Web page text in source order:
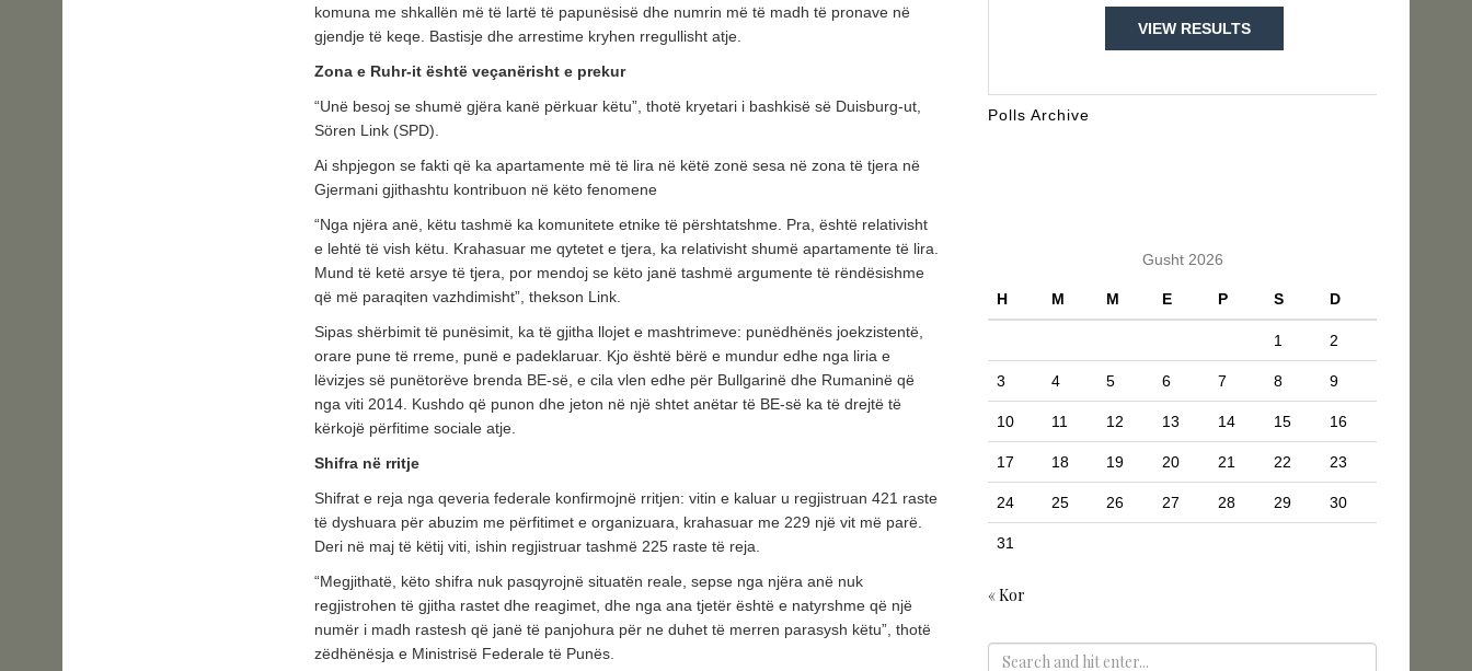
komuna me shkallën më të lartë të papunësisë dhe numrin më të madh të pronave në
gjendje të keqe. Bastisje dhe arrestime kryhen rregullisht atje.
Zona e Ruhr-it është veçanërisht e prekur
“Unë besoj se shumë gjëra kanë përkuar këtu”, thotë kryetari i bashkisë së Duisburg-ut,
Sören Link (SPD).
Ai shpjegon se fakti që ka apartamente më të lira në këtë zonë sesa në zona të tjera në
Gjermani gjithashtu kontribuon në këto fenomene
“Nga njëra anë, këtu tashmë ka komunitete etnike të përshtatshme. Pra, është relativisht
e lehtë të vish këtu. Krahasuar me qytetet e tjera, ka relativisht shumë apartamente të lira.
Mund të ketë arsye të tjera, por mendoj se këto janë tashmë argumente të rëndësishme
që më paraqiten vazhdimisht”, thekson Link.
Sipas shërbimit të punësimit, ka të gjitha llojet e mashtrimeve: punëdhënës joekzistentë,
orare pune të rreme, punë e padeklaruar. Kjo është bërë e mundur edhe nga liria e
lëvizjes së punëtorëve brenda BE-së, e cila vlen edhe për Bullgarinë dhe Rumaninë që
nga viti 2014. Kushdo që punon dhe jeton në një shtet anëtar të BE-së ka të drejtë të
kërkojë përfitime sociale atje.
Shifra në rritje
Shifrat e reja nga qeveria federale konfirmojnë rritjen: vitin e kaluar u regjistruan 421 raste
të dyshuara për abuzim me përfitimet e organizuara, krahasuar me 229 një vit më parë.
Deri në maj të këtij viti, ishin regjistruar tashmë 225 raste të reja.
“Megjithatë, këto shifra nuk pasqyrojnë situatën reale, sepse nga njëra anë nuk
regjistrohen të gjitha rastet dhe reagimet, dhe nga ana tjetër është e natyrshme që një
numër i madh rastesh që janë të panjohura për ne duhet të merren parasysh këtu”, thotë
zëdhënësja e Ministrisë Federale të Punës.
VIEW RESULTS
Polls Archive
Gusht 2026
H M M E P S D
1 2
3 4 5 6 7 8 9
10 11 12 13 14 15 16
17 18 19 20 21 22 23
24 25 26 27 28 29 30
31
« Kor